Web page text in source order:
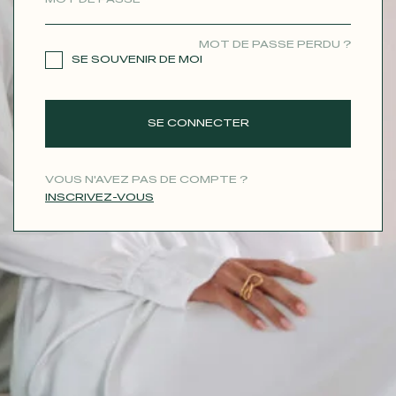
MOT DE PASSE PERDU ?
SE SOUVENIR DE MOI
SE CONNECTER
VOUS N'AVEZ PAS DE COMPTE ?
INSCRIVEZ-VOUS